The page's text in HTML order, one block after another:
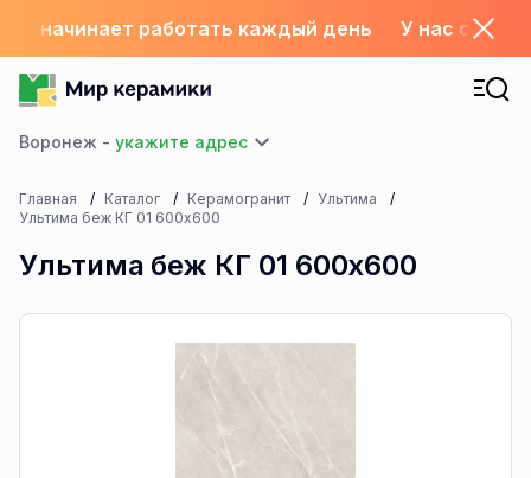
начинает работать каждый день У нас с 1.06
Воронеж -
Главная Каталог Керамогранит
Ультима
Ультима беж КГ 01 600х600
Ультима беж КГ 01 600х600